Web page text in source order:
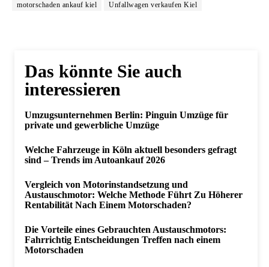
motorschaden ankauf kiel
Unfallwagen verkaufen Kiel
Das könnte Sie auch
interessieren
Umzugsunternehmen Berlin: Pinguin Umzüge für
private und gewerbliche Umzüge
Welche Fahrzeuge in Köln aktuell besonders gefragt
sind – Trends im Autoankauf 2026
Vergleich von Motorinstandsetzung und
Austauschmotor: Welche Methode Führt Zu Höherer
Rentabilität Nach Einem Motorschaden?
Die Vorteile eines Gebrauchten Austauschmotors:
Fahrrichtig Entscheidungen Treffen nach einem
Motorschaden